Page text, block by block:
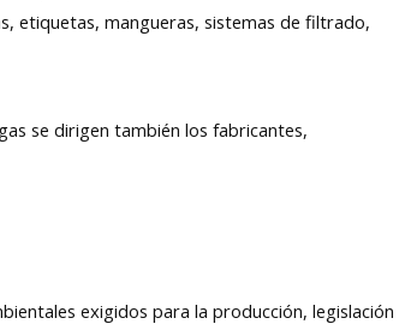
etiquetas, mangueras, sistemas de filtrado,
se dirigen también los fabricantes,
exigidos para la producción, legislación